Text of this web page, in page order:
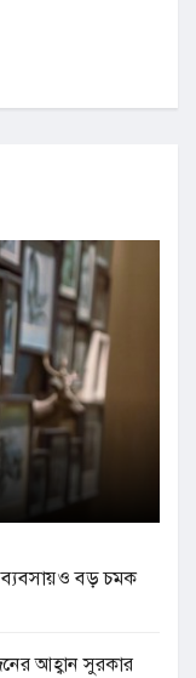
ব্যবসায়ও বড় চমক
আহ্বান সুরকার